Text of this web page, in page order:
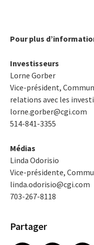
Pour plus
Investisseurs
Lorne Gorber
Vice-président,
relations avec les
lorne.gorber@cgi.com
514-841-3355
Médias
Linda Odorisio
Vice-présidente,
linda.odorisio@cgi.com
703-267-8118
Partager